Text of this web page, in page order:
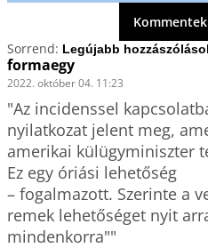
Sorrend:
formaegy
2022. október 04. 11:23
"Az incidenssel
nyilatkozat jelent meg,
amerikai külügyminiszter
Ez egy óriási lehetőség
– fogalmazott. Szerinte a
remek lehetőséget nyit
mindenkorra""